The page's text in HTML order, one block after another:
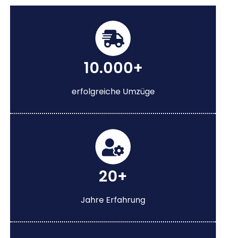
10.000+
erfolgreiche Umzüge
20+
Jahre Erfahrung